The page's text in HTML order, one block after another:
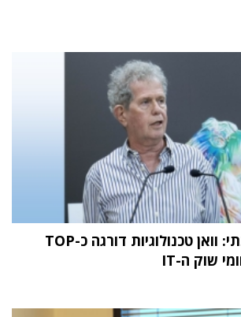
מחקר STKI השנתי: וואן טכנולוגיות דורגה כ-TOP